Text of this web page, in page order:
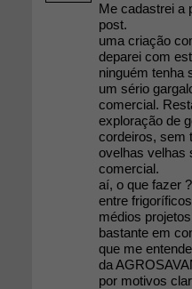
Me cadastrei a
post.
uma criação
deparei com
ninguém tenha
um sério
comercial.
exploração de
cordeiros, sem
ovelhas velhas
aí, o que fazer
entre
médios
bastante em
que me
da
por motivos